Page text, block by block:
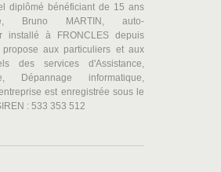
diplômé bénéficiant de 15 ans
Bruno MARTIN, auto-
installé à FRONCLES depuis
propose aux particuliers et aux
des services d'Assistance,
Dépannage informatique,
est enregistrée sous le
: 533 353 512